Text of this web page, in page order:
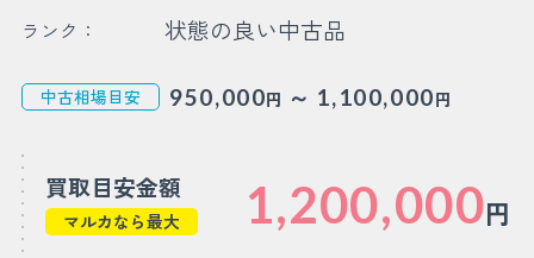
ランク： 状態の良い中古品
中古相場目安 950,000円 ～ 1,100,000円
買取目安金額
マルカなら最大 1,200,000円